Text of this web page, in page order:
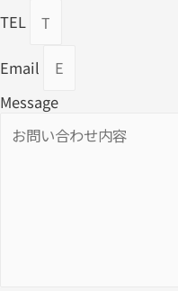
TEL
Email
Message